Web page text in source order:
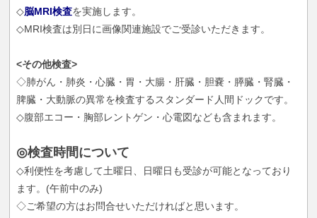
◇脳MRI検査を実施します。
◇MRI検査は別日に画像関連施設でご受診いただきます。
<その他検査>
◇肺がん・肺炎・心臓・胃・大腸・肝臓・胆嚢・膵臓・腎臓・
脾臓・大動脈の異常を検査するスタンダード人間ドックです。
◇腹部エコー・胸部レントゲン・心電図なども含まれます。
◎検査時間について
◇利便性を考慮して土曜日、日曜日も受診が可能となっており
ます。(午前中のみ)
◇ご希望の方はお問合せいただければと思います。